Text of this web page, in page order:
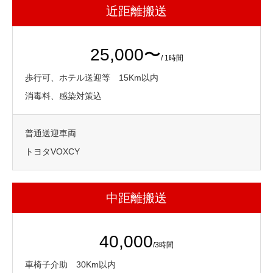
近距離搬送
25,000〜/ 1時間
歩行可、ホテル送迎等 15Km以内
消毒料、感染対策込
普通送迎車両
トヨタVOXCY
中距離搬送
40,000/3時間
車椅子介助 30Km以内